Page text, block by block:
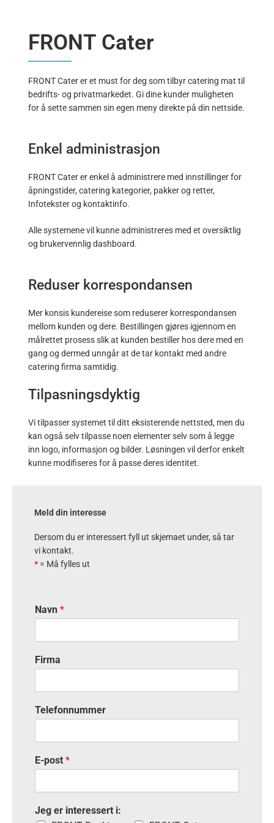
FRONT Cater
FRONT Cater er et must for deg som tilbyr catering mat til
bedrifts- og privatmarkedet. Gi dine kunder muligheten
for å sette sammen sin egen meny direkte på din nettside.
Enkel administrasjon
FRONT Cater er enkel å administrere med innstillinger for
åpningstider, catering kategorier, pakker og retter,
Infotekster og kontaktinfo.
Alle systemene vil kunne administreres med et oversiktlig
og brukervennlig dashboard.
Reduser korrespondansen
Mer konsis kundereise som reduserer korrespondansen
mellom kunden og dere. Bestillingen gjøres igjennom en
målrettet prosess slik at kunden bestiller hos dere med en
gang og dermed unngår at de tar kontakt med andre
catering firma samtidig.
Tilpasningsdyktig
Vi tilpasser systemet til ditt eksisterende nettsted, men du
kan også selv tilpasse noen elementer selv som å legge
inn logo, informasjon og bilder. Løsningen vil derfor enkelt
kunne modifiseres for å passe deres identitet.
Meld din interesse
Dersom du er interessert fyll ut skjemaet under, så tar
vi kontakt.
* = Må fylles ut
Navn *
Firma
Telefonnummer
E-post *
Jeg er interessert i: